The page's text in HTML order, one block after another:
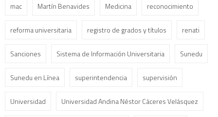
mac Martín Benavides Medicina reconocimiento
reforma universitaria registro de grados y títulos renati
Sanciones Sistema de Información Universitaria Sunedu
Sunedu en Línea superintendencia supervisión
Universidad Universidad Andina Néstor Cáceres Velásquez